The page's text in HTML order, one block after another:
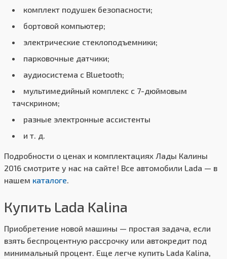
комплект подушек безопасности;
бортовой компьютер;
электрические стеклоподъемники;
парковочные датчики;
аудиосистема с Bluetooth;
мультимедийный комплекс с 7-дюймовым
тачскрином;
разные электронные ассистенты
и т. д.
Подробности о ценах и комплектациях Лады Калины
2016 смотрите у нас на сайте! Все автомобили Lada — в
нашем каталоге.
Купить Lada Kalina
Приобретение новой машины — простая задача, если
взять беспроцентную рассрочку или автокредит под
минимальный процент. Еще легче купить Lada Kalina,